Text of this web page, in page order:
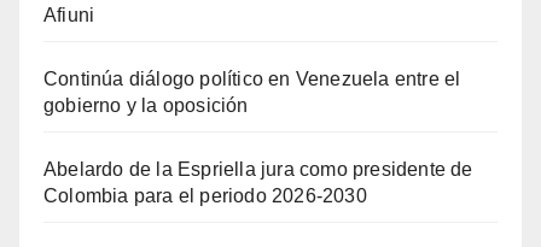
Afiuni
Continúa diálogo político en Venezuela entre el
gobierno y la oposición
Abelardo de la Espriella jura como presidente de
Colombia para el periodo 2026-2030